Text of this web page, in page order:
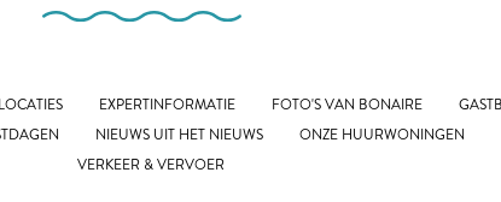
EXPERTINFORMATIE FOTO'S VAN BONAIRE
NIEUWS UIT HET NIEUWS ONZE HUURWONINGEN
VERKEER & VERVOER